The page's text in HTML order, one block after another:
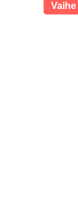
Vaihe